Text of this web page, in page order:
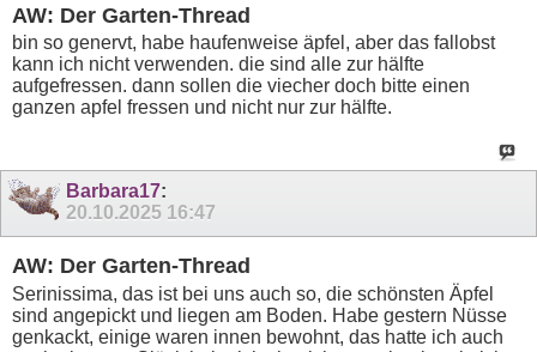
AW: Der Garten-Thread
bin so genervt, habe haufenweise äpfel, aber das fallobst
kann ich nicht verwenden. die sind alle zur hälfte
aufgefressen. dann sollen die viecher doch bitte einen
ganzen apfel fressen und nicht nur zur hälfte.
Barbara17:
20.10.2025 16:47
AW: Der Garten-Thread
Serinissima, das ist bei uns auch so, die schönsten Äpfel
sind angepickt und liegen am Boden. Habe gestern Nüsse
genkackt, einige waren innen bewohnt, das hatte ich auch